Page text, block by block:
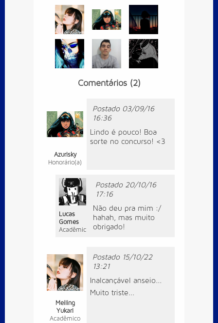
Comentários (2)
Azurisky
Honorário(a)
Postado 03/09/16
16:36
Lindo é pouco! Boa
sorte no concurso! <3
Lucas
Gomes
Acadêmico
Postado 20/10/16
17:16
Não deu pra mim :/
hahah, mas muito
obrigado!
Meiling
Yukari
Acadêmico
Postado 15/10/22
13:21
Inalcançável anseio...
Muito triste...